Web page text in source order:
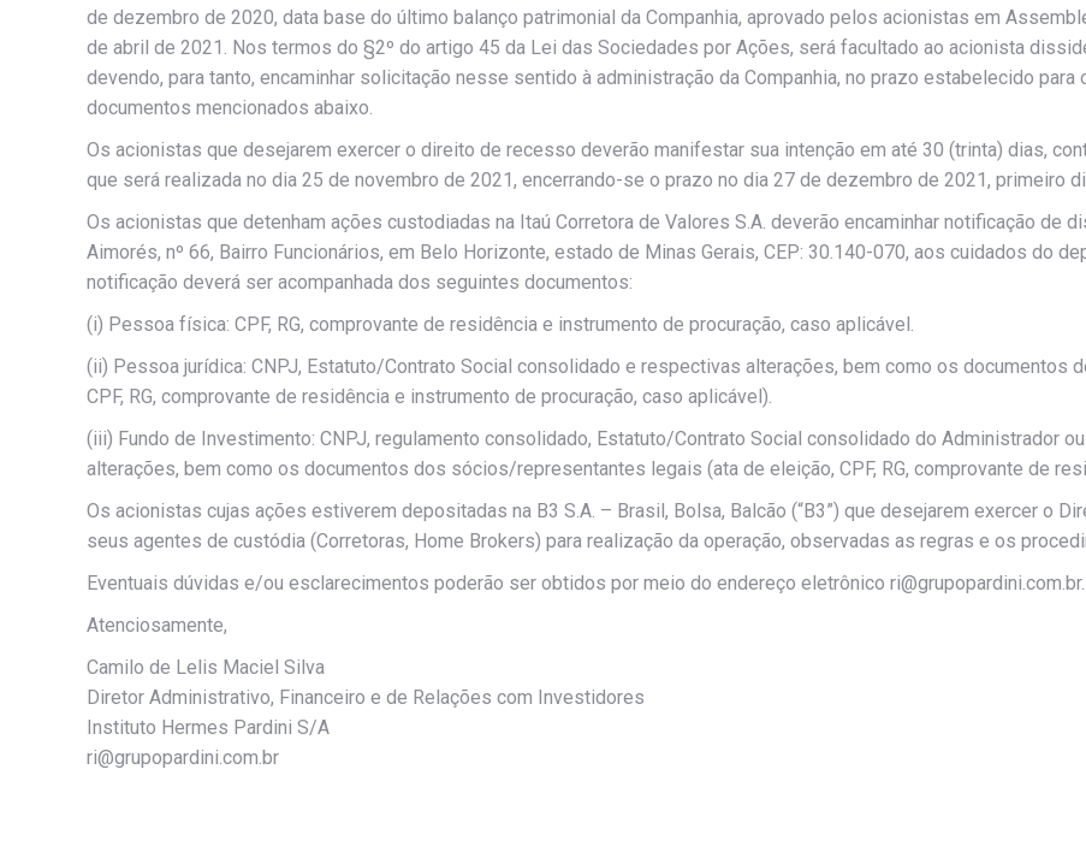
de dezembro de 2020, data base do último balanço patrimonial da Companhia, aprovado pelos acionistas em
de abril de 2021. Nos termos do §2º do artigo 45 da Lei das Sociedades por Ações, será facultado ao acionista
devendo, para tanto, encaminhar solicitação nesse sentido à administração da Companhia, no prazo estabelecido
documentos mencionados abaixo.
Os acionistas que desejarem exercer o direito de recesso deverão manifestar sua intenção em até 30 (trinta) dias,
que será realizada no dia 25 de novembro de 2021, encerrando-se o prazo no dia 27 de dezembro de 2021, primeiro
Os acionistas que detenham ações custodiadas na Itaú Corretora de Valores S.A. deverão encaminhar notificação de
Aimorés, nº 66, Bairro Funcionários, em Belo Horizonte, estado de Minas Gerais, CEP: 30.140-070, aos cuidados do
notificação deverá ser acompanhada dos seguintes documentos:
(i) Pessoa física: CPF, RG, comprovante de residência e instrumento de procuração, caso aplicável.
(ii) Pessoa jurídica: CNPJ, Estatuto/Contrato Social consolidado e respectivas alterações, bem como os
CPF, RG, comprovante de residência e instrumento de procuração, caso aplicável).
(iii) Fundo de Investimento: CNPJ, regulamento consolidado, Estatuto/Contrato Social consolidado do Administrador
alterações, bem como os documentos dos sócios/representantes legais (ata de eleição, CPF, RG, comprovante de
Os acionistas cujas ações estiverem depositadas na B3 S.A. – Brasil, Bolsa, Balcão (“B3”) que desejarem exercer o
seus agentes de custódia (Corretoras, Home Brokers) para realização da operação, observadas as regras e os
Eventuais dúvidas e/ou esclarecimentos poderão ser obtidos por meio do endereço eletrônico ri@grupopardini.com.br.
Atenciosamente,
Camilo de Lelis Maciel Silva
Diretor Administrativo, Financeiro e de Relações com Investidores
Instituto Hermes Pardini S/A
ri@grupopardini.com.br